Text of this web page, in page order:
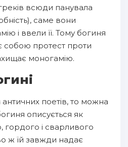
всюди панувала
саме вони
і ввели її. Тому богиня
собою протест проти
моногамію.
поетів, то можна
описується як
гордого і сварливого
ж їй завжди надає